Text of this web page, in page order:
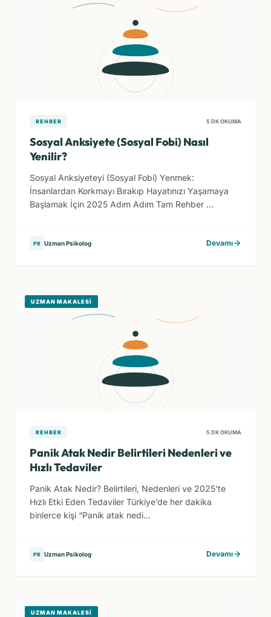
REHBER 5 DK OKUMA
Sosyal Anksiyete (Sosyal Fobi) Nasıl
Yenilir?
Sosyal Anksiyeteyi (Sosyal Fobi) Yenmek:
İnsanlardan Korkmayı Bırakıp Hayatınızı Yaşamaya
Başlamak İçin 2025 Adım Adım Tam Rehber ...
PR Uzman Psikolog Devamı
UZMAN MAKALESI
REHBER 5 DK OKUMA
Panik Atak Nedir Belirtileri Nedenleri ve
Hızlı Tedaviler
Panik Atak Nedir? Belirtileri, Nedenleri ve 2025’te
Hızlı Etki Eden Tedaviler Türkiye’de her dakika
binlerce kişi “Panik atak nedi...
PR Uzman Psikolog Devamı
UZMAN MAKALESI